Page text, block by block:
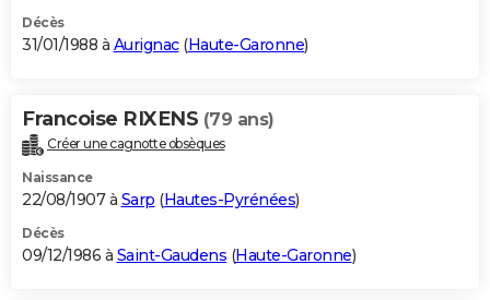
Décès
31/01/1988 à Aurignac(Haute-Garonne)
Francoise RIXENS (79 ans)
Créer une cagnotte obsèques
Naissance
22/08/1907 à Sarp (Hautes-Pyrénées)
Décès
09/12/1986 à Saint-Gaudens (Haute-Garonne)